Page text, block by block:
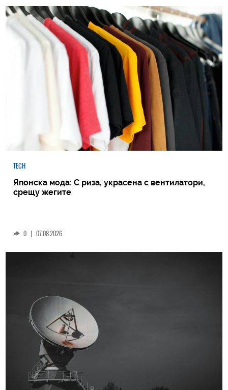
TECH
Японска мода: С риза, украсена с вентилатори,
срещу жегите
0 | 07.08.2026